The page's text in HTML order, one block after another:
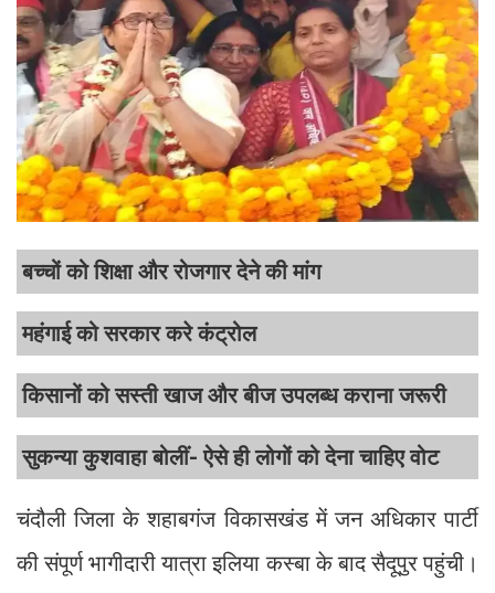
बच्चों को शिक्षा और रोजगार देने की मांग
महंगाई को सरकार करे कंट्रोल
किसानों को सस्ती खाज और बीज उपलब्ध कराना जरूरी
सुकन्या कुशवाहा बोलीं- ऐसे ही लोगों को देना चाहिए वोट
चंदौली जिला के शहाबगंज विकासखंड में जन अधिकार पार्टी
की संपूर्ण भागीदारी यात्रा इलिया कस्बा के बाद सैदूपुर पहुंची।